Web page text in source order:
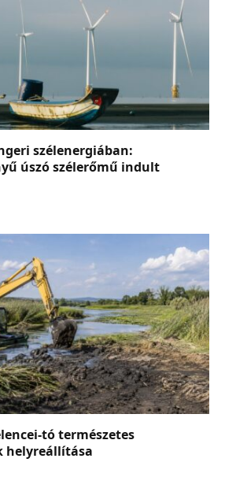
szélenergiában:
úszó szélerőmű indult
tó természetes
helyreállítása